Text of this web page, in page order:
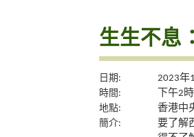
生生不息
日期:
2023年
時間:
下午2
地點:
香港中
簡介:
要了解